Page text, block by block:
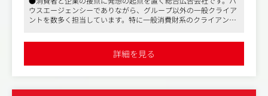
なって推進していただきます。
＜携わる領域＞
ョン戦略の立案、CFやグラフィックなどの制作進行管理、
Webプロモーション、セールス・プロモーションの企画立
ウスエージェンシーでありながら、グループ以外の一般クライア
ントを数多く担当しています。特に一般消費財系のクライアント
当とそれぞれ在籍しており、社内にてワンストップでクライアン
トへのソリューション提供できる体制を整えています
●社風としては、チームワークを大事にしている会社で、部署内
詳細を見る